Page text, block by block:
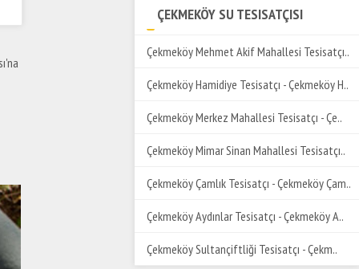
ÇEKMEKÖY SU TESISATÇISI
Çekmeköy Mehmet Akif Mahallesi Tesisatçı..
Çekmeköy Hamidiye Tesisatçı - Çekmeköy H..
Çekmeköy Merkez Mahallesi Tesisatçı - Çe..
Çekmeköy Mimar Sinan Mahallesi Tesisatçı..
Çekmeköy Çamlık Tesisatçı - Çekmeköy Çam..
Çekmeköy Aydınlar Tesisatçı - Çekmeköy A..
Çekmeköy Sultançiftliği Tesisatçı - Çekm..